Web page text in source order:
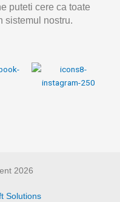
puteti cere ca toate
sistemul nostru.
2026
Solutions